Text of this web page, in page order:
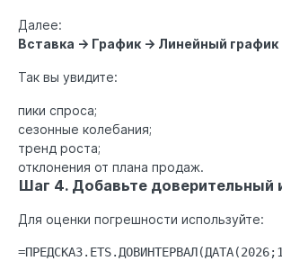
Далее:
Вставка → График → Линейный график
Так вы увидите:
пики спроса;
сезонные колебания;
тренд роста;
отклонения от плана продаж.
Шаг 4. Добавьте доверительный
Для оценки погрешности используйте: